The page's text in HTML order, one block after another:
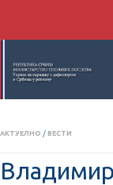
АКТУЕЛНО / ВЕСТИ